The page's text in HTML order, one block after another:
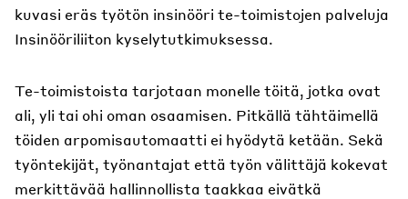
kuvasi eräs työtön insinööri te-toimistojen palveluja
Insinööriliiton kyselytutkimuksessa.
Te-toimistoista tarjotaan monelle töitä, jotka ovat
ali, yli tai ohi oman osaamisen. Pitkällä tähtäimellä
töiden arpomisautomaatti ei hyödytä ketään. Sekä
työntekijät, työnantajat että työn välittäjä kokevat
merkittävää hallinnollista taakkaa eivätkä